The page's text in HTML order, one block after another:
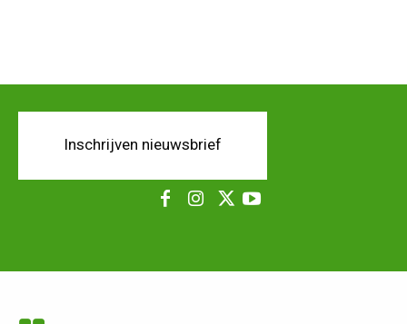
Inschrijven nieuwsbrief